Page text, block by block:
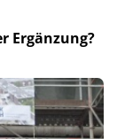
Ergänzung?